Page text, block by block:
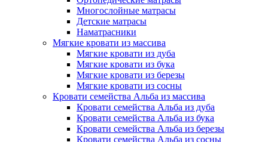
Многослойные матрасы
Детские матрасы
Наматрасники
Мягкие кровати из массива
Мягкие кровати из дуба
Мягкие кровати из бука
Мягкие кровати из березы
Мягкие кровати из сосны
Кровати семейства Альба из массива
Кровати семейства Альба из дуба
Кровати семейства Альба из бука
Кровати семейства Альба из березы
Кровати семейства Альба из сосны